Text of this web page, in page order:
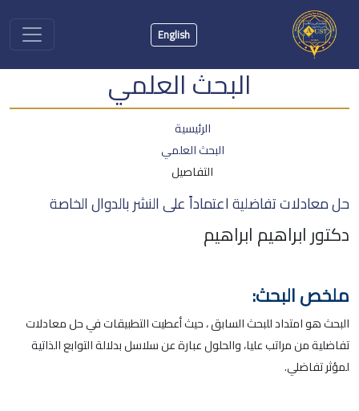
English
البحث العلمي
الرئيسية
البحث العلمي
التفاصيل
حل معادلات تفاضلية اعتماداً على النشر بالدوال الخاصة
دكتور ابراهيم ابراهيم
ملخص البحث:
البحث هو امتداد للبحث السابق ، حيث أعطيت التطبيقات في حل معادلات
تفاضلية من مراتب عليا، والحلول عبارة عن سلاسل بدلالة التوابع الذاتية
لمؤثر تفاضلي.